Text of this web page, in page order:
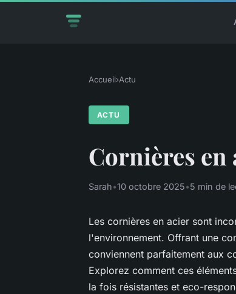
Accueil›Actu
ACTU
Cornières en
Sarah•10 octobre 2025•5 min de
Les cornières en acier sont
l'environnement. Offrant une
conviennent parfaitement aux
Explorez comment ces
la fois résistantes et eco-